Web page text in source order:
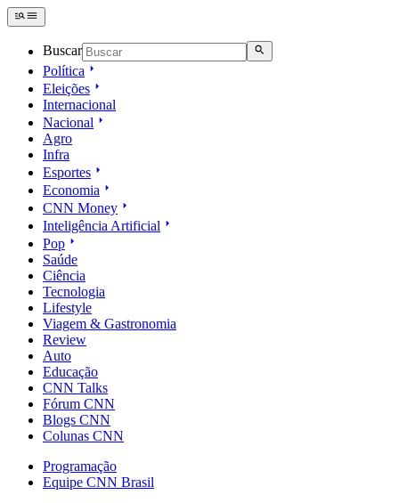
Buscar
Política
Eleições
Internacional
Nacional
Agro
Infra
Esportes
Economia
CNN Money
Inteligência Artificial
Pop
Saúde
Ciência
Tecnologia
Lifestyle
Viagem & Gastronomia
Review
Auto
Educação
CNN Talks
Fórum CNN
Blogs CNN
Colunas CNN
Programação
Equipe CNN Brasil